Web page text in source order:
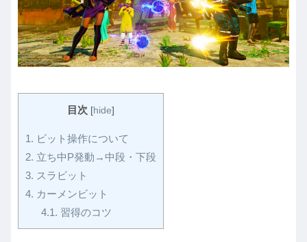
目次 [hide]
1. ビット操作について
2. 立ち中P発動→中段・下段
3. スラビット
4. カーメンビット
4.1. 習得のコツ